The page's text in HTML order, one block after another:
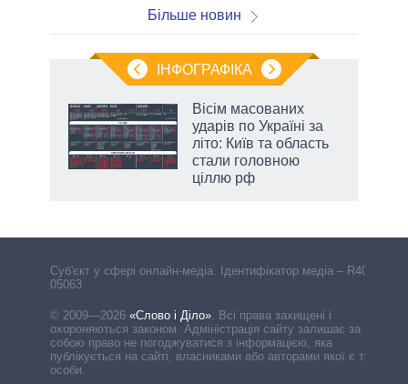
Більше новин
ІНФОГРАФІКА
Вісім масованих
ударів по Україні за
літо: Київ та область
стали головною
ціллю рф
Cуб'єкт у сфері онлайн-медіа. Ідентифікатор медіа – R40-
05063
© 2009—2026 «Слово і Діло» Всі права захищені і
охороняються законом. Адміністрація сайту залишає за
собою право не погоджуватися з інформацією, яка
публікується на сайті, власниками або авторами якої є треті
особи.